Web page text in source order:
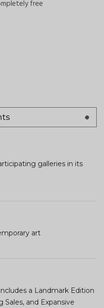
free
galleries in its
art
a Landmark Edition
Sales, and Expansive